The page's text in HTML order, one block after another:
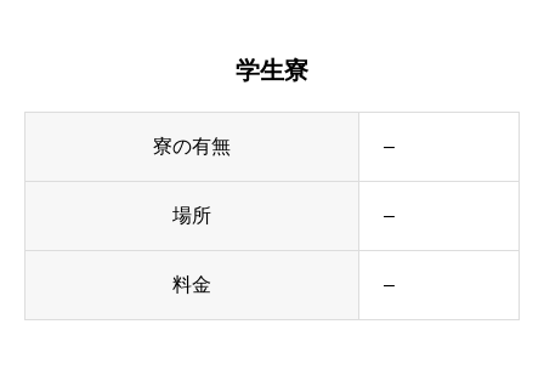
学生寮
寮の有無 –
場所 –
料金 –